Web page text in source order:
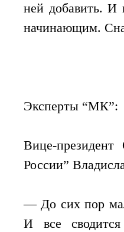
ней добавить. И
начинающим.
Эксперты “МК”:
Вице-
России”
— До сих пор
И все